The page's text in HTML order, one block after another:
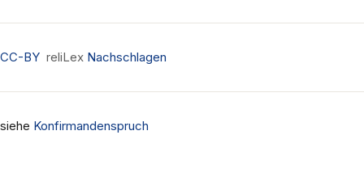
CC-BY reliLex Nachschlagen
siehe Konfirmandenspruch